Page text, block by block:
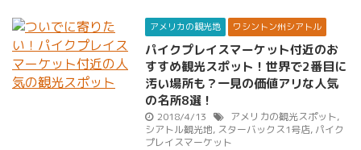
アメリカの観光地 ワシントン州シアトル
パイクプレイスマーケット付近のお
すすめ観光スポット！世界で2番目に
汚い場所も？一見の価値アリな人気
の名所8選！
2018/4/13 アメリカの観光スポット,
シアトル観光地, スターバックス1号店, パイク
プレイスマーケット